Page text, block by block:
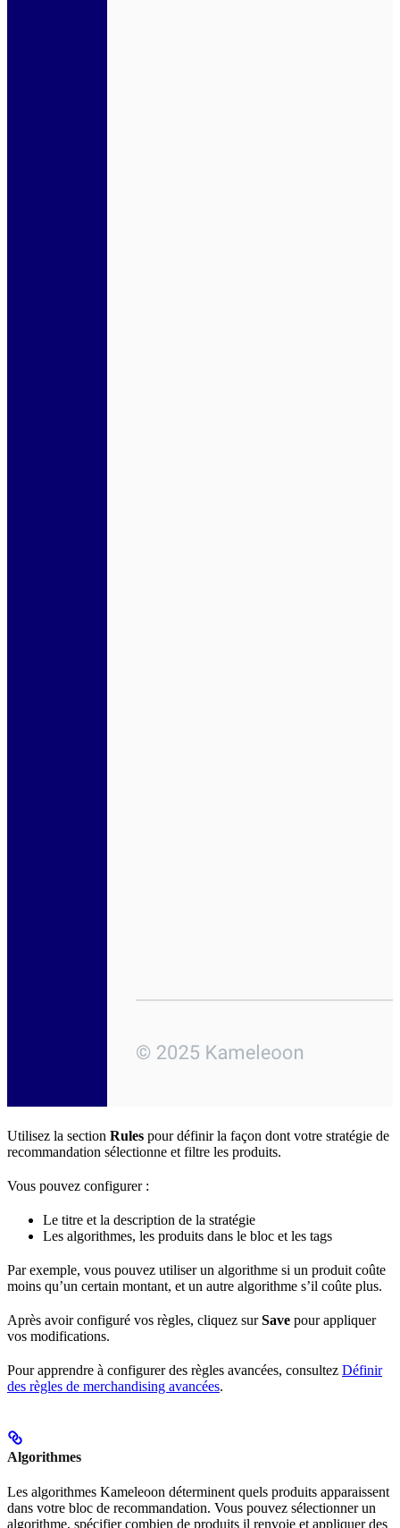
Utilisez la section Rules pour définir la façon dont votre stratégie de
recommandation sélectionne et filtre les produits.
Vous pouvez configurer :
Le titre et la description de la stratégie
Les algorithmes, les produits dans le bloc et les tags
Par exemple, vous pouvez utiliser un algorithme si un produit coûte
moins qu’un certain montant, et un autre algorithme s’il coûte plus.
Après avoir configuré vos règles, cliquez surSave pour appliquer
vos modifications.
Pour apprendre à configurer des règles avancées, consultez Définir
des règles de merchandising avancées.
Algorithmes
Les algorithmes Kameleoon déterminent quels produits apparaissent
dans votre bloc de recommandation. Vous pouvez sélectionner un
algorithme, spécifier combien de produits il renvoie et appliquer des